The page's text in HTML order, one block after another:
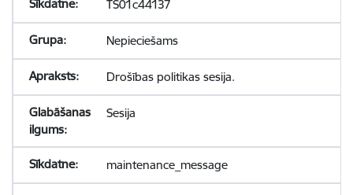
TS01c44137
Nepieciešams
Drošības politikas sesija.
Sesija
maintenance_message